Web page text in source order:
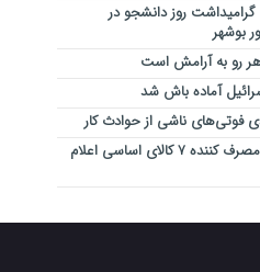
گرامیداشت روز دانشجو در
بوشهر
رو به آرامش است
آماده باش شد
قیمت مصوب مصرف کننده ۷ کالای اساسی اعلام